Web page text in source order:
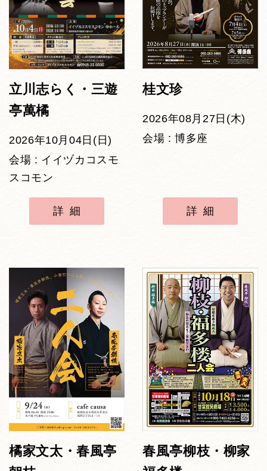
立川志らく・三遊
亭萬橘
2026年10月04日(日)
会場 : イイヅカコスモ
スコモン
詳細
桂文珍
2026年08月27日(木)
会場 : 博多座
詳細
橘家文太・春風亭
春風亭柳枝・柳家